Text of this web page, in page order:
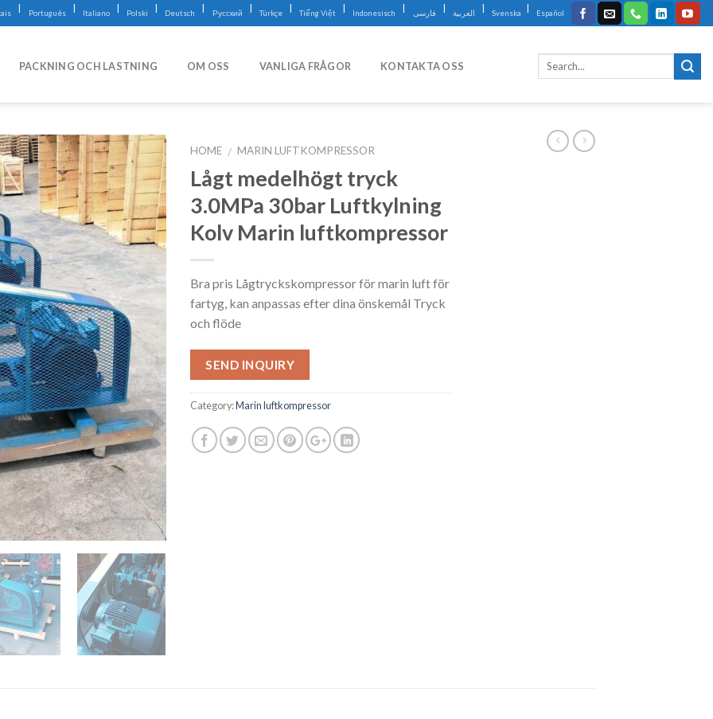
| Português | Italiano | Polski | Deutsch | Русский | Türkçe | Tiếng Việt | Indonesisch | فارسی | العربية | Svenska | Español
PACKNING OCH LASTNING OM OSS VANLIGA FRÅGOR KONTAKTA OSS
HOME / MARIN LUFTKOMPRESSOR
Lågt medelhögt tryck
3.0MPa 30bar Luftkylning
Kolv Marin luftkompressor
Bra pris Lågtryckskompressor för marin luft för
fartyg, kan anpassas efter dina önskemål Tryck
och flöde
SEND INQUIRY
Category:Marin luftkompressor